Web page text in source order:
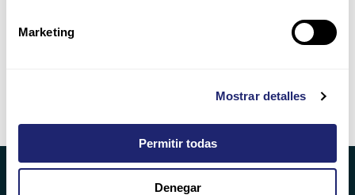
Marketing
Mostrar detalles
Permitir todas
Denegar
seventeen − 14 =
Alternative: